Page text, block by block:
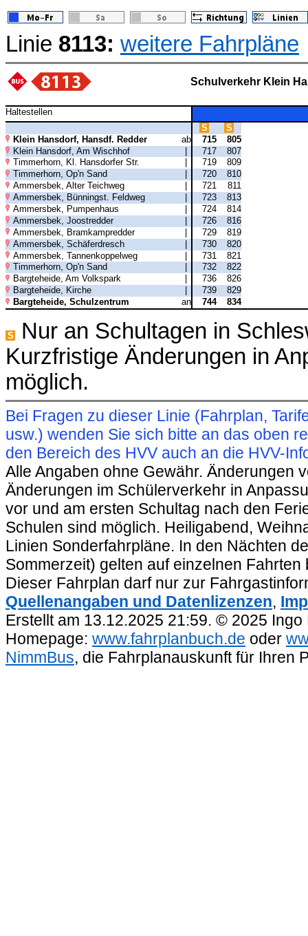
Linie 8113: weitere Fahrpläne
Schulverkehr Klein
Haltestellen
S
S
Klein Hansdorf, Hansdf. Redder
ab 715
805
Klein Hansdorf, Am Wischhof
| 717
807
Timmerhorn, Kl. Hansdorfer Str.
719
809
Timmerhorn, Op'n Sand
720
810
Ammersbek, Alter Teichweg
721
811
Ammersbek, Bünningst. Feldweg
723
813
Ammersbek, Pumpenhaus
724
814
Ammersbek, Joostredder
726
816
Ammersbek, Bramkampredder
729
819
Ammersbek, Schäferdresch
| 730
820
Ammersbek, Tannenkoppelweg
| 731
821
Timmerhorn, Op'n Sand
732
822
Bargteheide, Am Volkspark
736
826
Bargteheide, Kirche
739
829
Bargteheide, Schulzentrum
an 744 834
S
Nur an Schultagen in
Kurzfristige Änderungen in
möglich.
Bei Fragen zu dieser Linie (Fahrplan,
usw.) wenden Sie sich bitte an das oben
den Bereich des HVV auch an die HVV-
Alle Angaben ohne Gewähr. Änderungen
Änderungen im Schülerverkehr in
vor und am ersten Schultag nach den
Schulen sind möglich. Heiligabend,
Linien Sonderfahrpläne. In den Nächten
Sommerzeit) gelten auf einzelnen
Dieser Fahrplan darf nur zur
Quellenangaben und Datenlizenzen,
Erstellt am 13.12.2025 21:59. © 2025
Homepage: www.fahrplanbuch.de oder
NimmBus, die Fahrplanauskunft für Ihren